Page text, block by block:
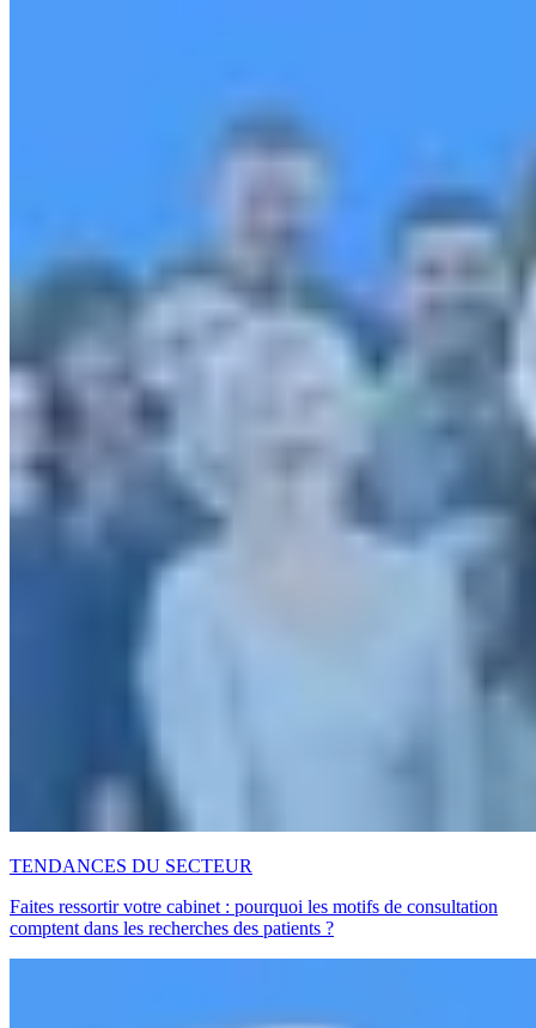
TENDANCES DU SECTEUR
Faites ressortir votre cabinet : pourquoi les motifs de consultation
comptent dans les recherches des patients ?